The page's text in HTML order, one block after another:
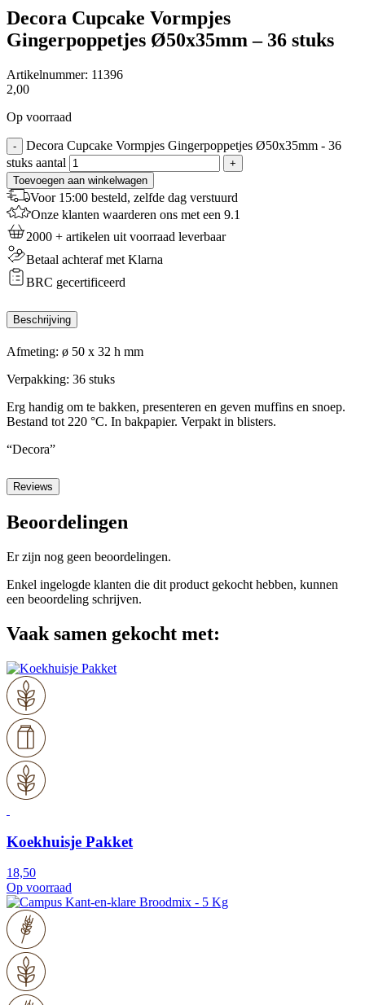
Decora Cupcake Vormpjes
Gingerpoppetjes Ø50x35mm – 36 stuks
Artikelnummer: 11396
2,00
Op voorraad
-
Decora Cupcake Vormpjes Gingerpoppetjes Ø50x35mm - 36
stuks aantal
+
Toevoegen aan winkelwagen
Voor 15:00 besteld, zelfde dag verstuurd
Onze klanten waarderen ons met een 9.1
2000 + artikelen uit voorraad leverbaar
Betaal achteraf met Klarna
BRC gecertificeerd
Beschrijving
Afmeting: ø 50 x 32 h mm
Verpakking: 36 stuks
Erg handig om te bakken, presenteren en geven muffins en snoep.
Bestand tot 220 °C. In bakpapier. Verpakt in blisters.
“Decora”
Reviews
Beoordelingen
Er zijn nog geen beoordelingen.
Enkel ingelogde klanten die dit product gekocht hebben, kunnen
een beoordeling schrijven.
Vaak samen gekocht met:
Koekhuisje Pakket
18,50
Op voorraad